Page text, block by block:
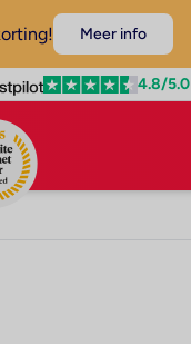
Meer info
4.8/5.0